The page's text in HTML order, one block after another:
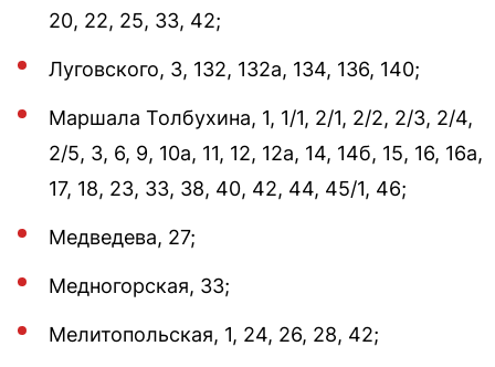
20, 22, 25, 33, 42;
Луговского, 3, 132, 132а, 134, 136, 140;
Маршала Толбухина, 1, 1/1, 2/1, 2/2, 2/3, 2/4,
2/5, 3, 6, 9, 10а, 11, 12, 12а, 14, 14б, 15, 16, 16а,
17, 18, 23, 33, 38, 40, 42, 44, 45/1, 46;
Медведева, 27;
Медногорская, 33;
Мелитопольская, 1, 24, 26, 28, 42;